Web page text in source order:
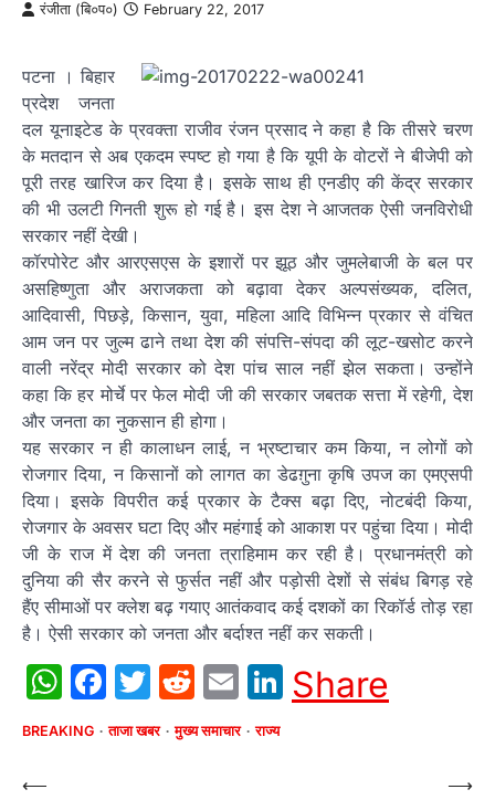
रंजीता (बि०प०) February 22, 2017
पटना । बिहार
प्रदेश जनता
दल यूनाइटेड के प्रवक्ता राजीव रंजन प्रसाद ने कहा है कि तीसरे चरण
के मतदान से अब एकदम स्पष्ट हो गया है कि यूपी के वोटरों ने बीजेपी को
पूरी तरह खारिज कर दिया है। इसके साथ ही एनडीए की केंद्र सरकार
की भी उलटी गिनती शुरू हो गई है। इस देश ने आजतक ऐसी जनविरोधी
सरकार नहीं देखी।
कॉरपोरेट और आरएसएस के इशारों पर झूठ और जुमलेबाजी के बल पर
असहिष्णुता और अराजकता को बढ़ावा देकर अल्पसंख्यक, दलित,
आदिवासी, पिछड़े, किसान, युवा, महिला आदि विभिन्न प्रकार से वंचित
आम जन पर जुल्म ढाने तथा देश की संपत्ति-संपदा की लूट-खसोट करने
वाली नरेंद्र मोदी सरकार को देश पांच साल नहीं झेल सकता। उन्होंने
कहा कि हर मोर्चे पर फेल मोदी जी की सरकार जबतक सत्ता में रहेगी, देश
और जनता का नुकसान ही होगा।
यह सरकार न ही कालाधन लाई, न भ्रष्टाचार कम किया, न लोगों को
रोजगार दिया, न किसानों को लागत का डेढग़ुना कृषि उपज का एमएसपी
दिया। इसके विपरीत कई प्रकार के टैक्स बढ़ा दिए, नोटबंदी किया,
रोजगार के अवसर घटा दिए और महंगाई को आकाश पर पहुंचा दिया। मोदी
जी के राज में देश की जनता त्राहिमाम कर रही है। प्रधानमंत्री को
दुनिया की सैर करने से फुर्सत नहीं और पड़ोसी देशों से संबंध बिगड़ रहे
हैंए सीमाओं पर क्लेश बढ़ गयाए आतंकवाद कई दशकों का रिकॉर्ड तोड़ रहा
है। ऐसी सरकार को जनता और बर्दाश्त नहीं कर सकती।
WhatsApp
Facebook
Twitter
Reddit
EmailLinkedIn
Share
BREAKING ताजा खबर मुख्य समाचार राज्य
Post
⟵
⟶